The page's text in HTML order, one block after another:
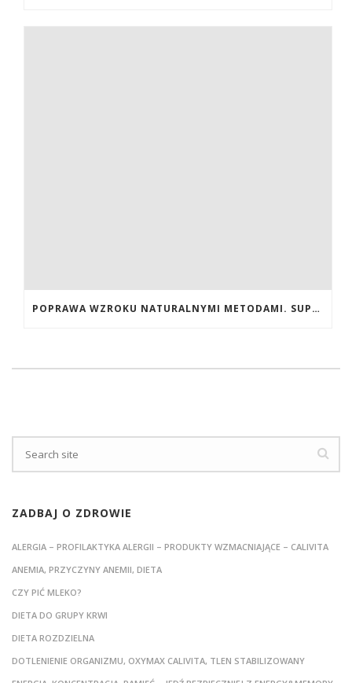
POPRAWA WZROKU NATURALNYMI METODAMI. SUPLEMENTY CALIVITA NA POPRAWĘ WZROKU
ZADBAJ O ZDROWIE
ALERGIA – PROFILAKTYKA ALERGII – PRODUKTY WZMACNIAJĄCE – CALIVITA
ANEMIA, PRZYCZYNY ANEMII, DIETA
CZY PIĆ MLEKO?
DIETA DO GRUPY KRWI
DIETA ROZDZIELNA
DOTLENIENIE ORGANIZMU, OXYMAX CALIVITA, TLEN STABILIZOWANY